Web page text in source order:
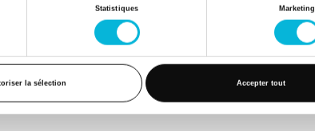
Statistiques Marketing
la sélection Accepter tout
Télécharger le document